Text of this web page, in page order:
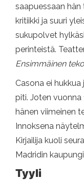
saapuessaan hän
kritiikki ja suuri
sukupolvet
perinteistä.
Ensimmäinen
Casona ei
piti. Joten
hänen viimeinen
Innoksena
Kirjailija kuoli
Madridin
Tyyli